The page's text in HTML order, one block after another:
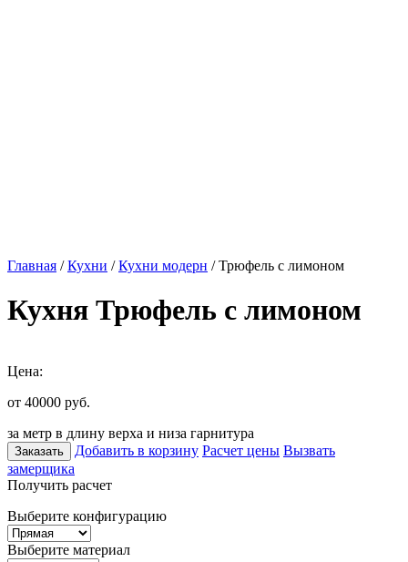
Главная /Кухни /Кухни модерн / Трюфель с лимоном
Кухня Трюфель с лимоном
Цена:
от 40000 руб.
за метр в длину верха и низа гарнитура
Заказать Добавить в корзину Расчет цены Вызвать
замерщика
Получить расчет
Выберите конфигурацию
Выберите материал